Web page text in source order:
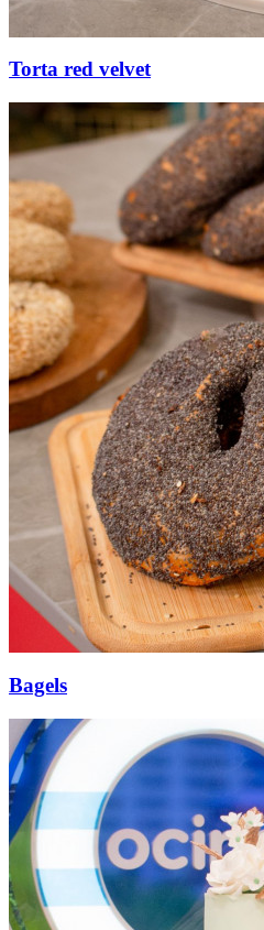
Torta red velvet
Bagels